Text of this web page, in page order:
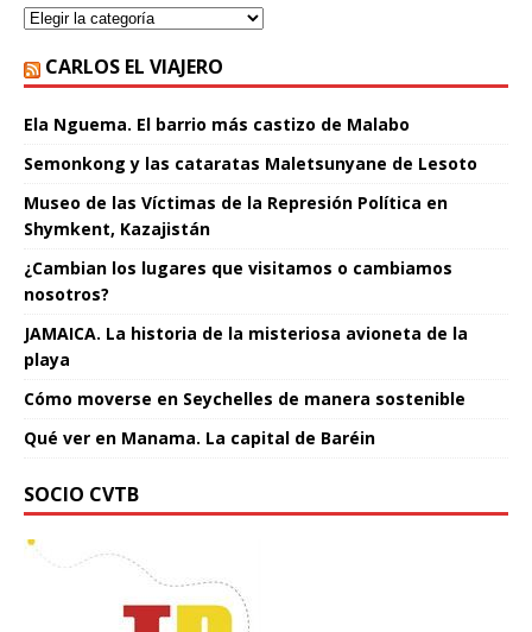
CARLOS EL VIAJERO
Ela Nguema. El barrio más castizo de Malabo
Semonkong y las cataratas Maletsunyane de Lesoto
Museo de las Víctimas de la Represión Política en
Shymkent, Kazajistán
¿Cambian los lugares que visitamos o cambiamos
nosotros?
JAMAICA. La historia de la misteriosa avioneta de la
playa
Cómo moverse en Seychelles de manera sostenible
Qué ver en Manama. La capital de Baréin
SOCIO CVTB